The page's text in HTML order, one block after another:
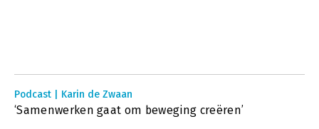
Podcast | Karin de Zwaan
‘Samenwerken gaat om beweging creëren’